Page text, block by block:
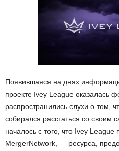
Появившаяся на днях
проекте Ivey League оказалась
распространились слухи о том,
собирался расстаться со своим
началось с того, что Ivey League
MergerNetwork, — ресурса,